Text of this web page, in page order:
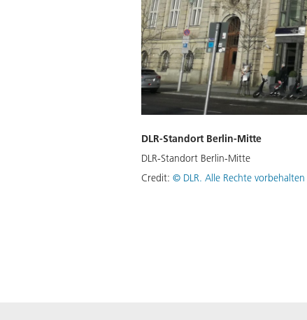
DLR-Standort Berlin-Mitte
DLR-Standort Berlin-Mitte
Credit: © DLR. Alle Rechte vorbehalten